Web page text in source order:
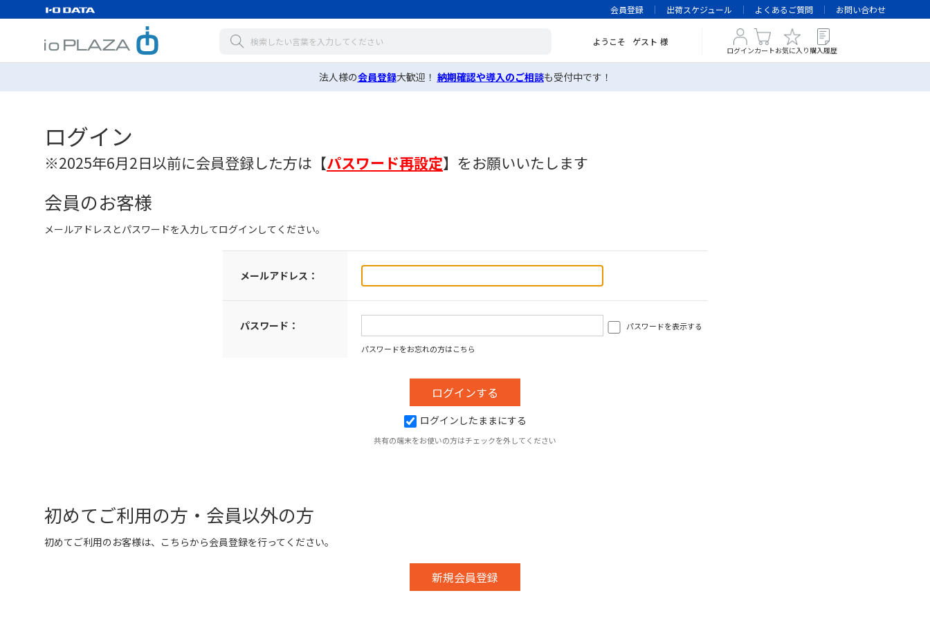
会員登録 出荷スケジュール よくあるご質問 お問い合わせ
ようこそ ゲスト 様
ログインカートお気に入り 購入履歴
法人様の会員登録大歓迎！ 納期確認や導入のご相談も受付中です！
ログイン
※2025年6月2日以前に会員登録した方は 【パスワード再設定】 をお願いいたします
会員のお客様
メールアドレスとパスワードを入力してログインしてください。
メールアドレス：
パスワード： パスワードを表示する
パスワードをお忘れの方はこちら
ログインしたままにする
共有の端末をお使いの方はチェックを外してください
初めてご利用の方・会員以外の方
初めてご利用のお客様は、こちらから会員登録を行ってください。